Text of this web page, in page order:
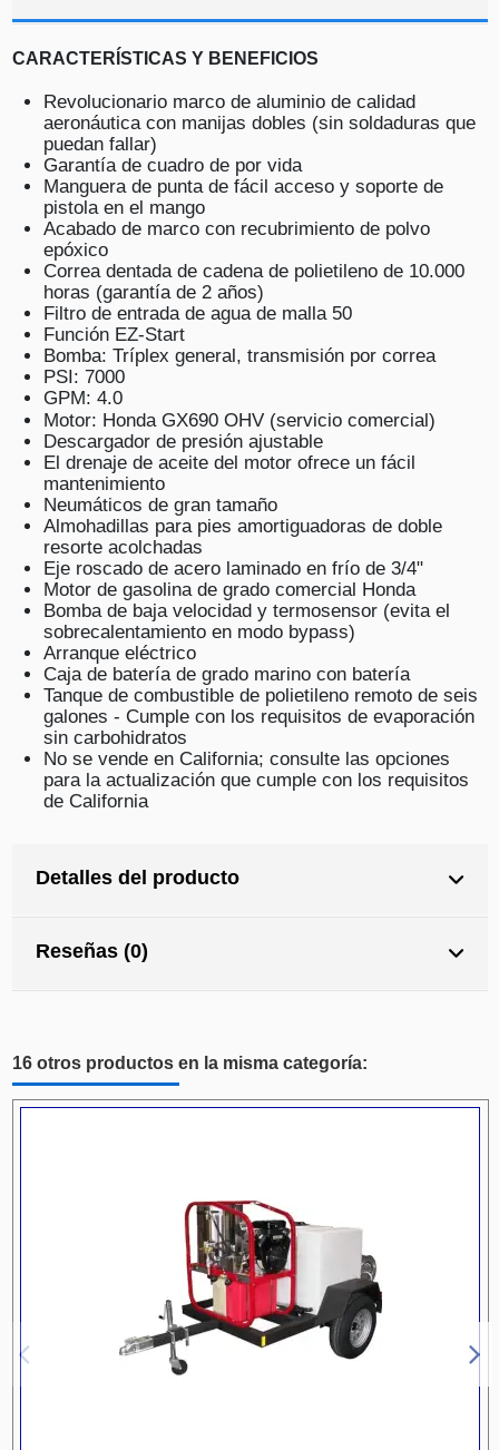
CARACTERÍSTICAS Y BENEFICIOS
Revolucionario marco de aluminio de calidad
aeronáutica con manijas dobles (sin soldaduras que
puedan fallar)
Garantía de cuadro de por vida
Manguera de punta de fácil acceso y soporte de
pistola en el mango
Acabado de marco con recubrimiento de polvo
epóxico
Correa dentada de cadena de polietileno de 10.000
horas (garantía de 2 años)
Filtro de entrada de agua de malla 50
Función EZ-Start
Bomba: Tríplex general, transmisión por correa
PSI: 7000
GPM: 4.0
Motor: Honda GX690 OHV (servicio comercial)
Descargador de presión ajustable
El drenaje de aceite del motor ofrece un fácil
mantenimiento
Neumáticos de gran tamaño
Almohadillas para pies amortiguadoras de doble
resorte acolchadas
Eje roscado de acero laminado en frío de 3/4"
Motor de gasolina de grado comercial Honda
Bomba de baja velocidad y termosensor (evita el
sobrecalentamiento en modo bypass)
Arranque eléctrico
Caja de batería de grado marino con batería
Tanque de combustible de polietileno remoto de seis
galones - Cumple con los requisitos de evaporación
sin carbohidratos
No se vende en California; consulte las opciones
para la actualización que cumple con los requisitos
de California
Detalles del producto
Reseñas (0)
16 otros productos en la misma categoría: